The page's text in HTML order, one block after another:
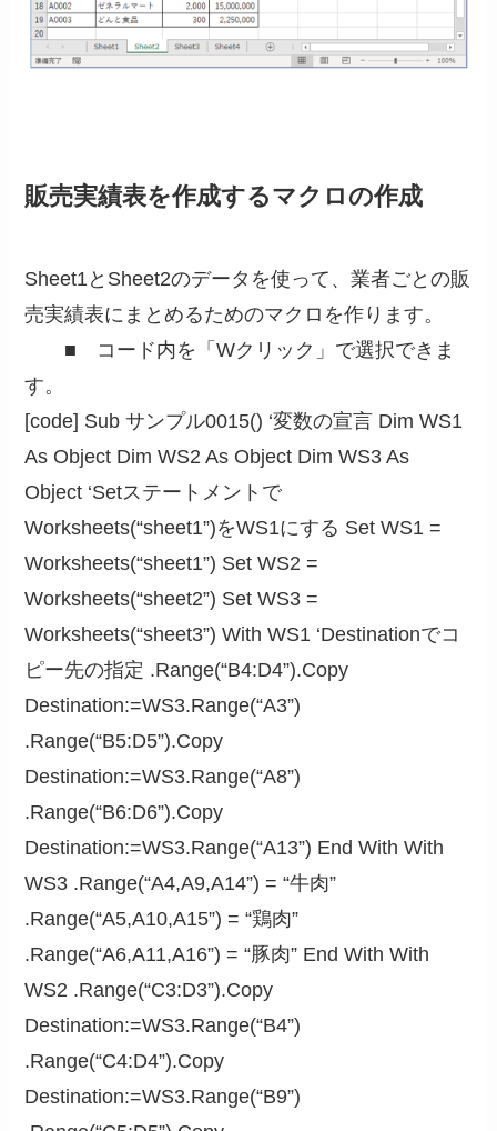
販売実績表を作成するマクロの作成
Sheet1とSheet2のデータを使って、業者ごとの販
売実績表にまとめるためのマクロを作ります。
■ コード内を「Wクリック」で選択できま
す。
[code] Sub サンプル0015() ‘変数の宣言 Dim WS1
As Object Dim WS2 As Object Dim WS3 As
Object ‘Setステートメントで
Worksheets(“sheet1”)をWS1にする Set WS1 =
Worksheets(“sheet1”) Set WS2 =
Worksheets(“sheet2”) Set WS3 =
Worksheets(“sheet3”) With WS1 ‘Destinationでコ
ピー先の指定 .Range(“B4:D4”).Copy
Destination:=WS3.Range(“A3”)
.Range(“B5:D5”).Copy
Destination:=WS3.Range(“A8”)
.Range(“B6:D6”).Copy
Destination:=WS3.Range(“A13”) End With With
WS3 .Range(“A4,A9,A14”) = “牛肉”
.Range(“A5,A10,A15”) = “鶏肉”
.Range(“A6,A11,A16”) = “豚肉” End With With
WS2 .Range(“C3:D3”).Copy
Destination:=WS3.Range(“B4”)
.Range(“C4:D4”).Copy
Destination:=WS3.Range(“B9”)